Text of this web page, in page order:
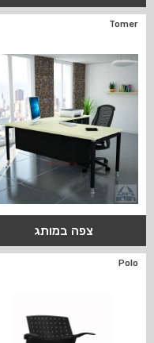
Tomer
צפה במותג
Polo